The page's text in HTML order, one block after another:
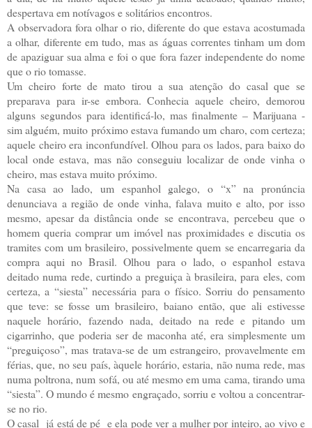
despertava em notívagos e solitários encontros.
A observadora fora olhar o rio, diferente do que estava acostumada
a olhar, diferente em tudo, mas as águas correntes tinham um dom
de apaziguar sua alma e foi o que fora fazer independente do nome
que o rio tomasse.
Um cheiro forte de mato tirou a sua atenção do casal que se
preparava para ir-se embora. Conhecia aquele cheiro, demorou
alguns segundos para identificá-lo, mas finalmente – Marijuana -
sim alguém, muito próximo estava fumando um charo, com certeza;
aquele cheiro era inconfundível. Olhou para os lados, para baixo do
local onde estava, mas não conseguiu localizar de onde vinha o
cheiro, mas estava muito próximo.
Na casa ao lado, um espanhol galego, o “x” na pronúncia
denunciava a região de onde vinha, falava muito e alto, por isso
mesmo, apesar da distância onde se encontrava, percebeu que o
homem queria comprar um imóvel nas proximidades e discutia os
tramites com um brasileiro, possivelmente quem se encarregaria da
compra aqui no Brasil. Olhou para o lado, o espanhol estava
deitado numa rede, curtindo a preguiça à brasileira, para eles, com
certeza, a “siesta” necessária para o físico. Sorriu do pensamento
que teve: se fosse um brasileiro, baiano então, que ali estivesse
naquele horário, fazendo nada, deitado na rede e pitando um
cigarrinho, que poderia ser de maconha até, era simplesmente um
“preguiçoso”, mas tratava-se de um estrangeiro, provavelmente em
férias, que, no seu país, àquele horário, estaria, não numa rede, mas
numa poltrona, num sofá, ou até mesmo em uma cama, tirando uma
“siesta”. O mundo é mesmo engraçado, sorriu e voltou a concentrar-
se no rio.
O casal já está de pé e ela pode ver a mulher por inteiro, ao vivo e